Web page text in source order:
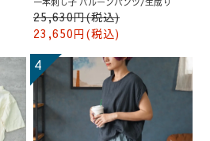
25,630円(税込)
23,650円(税込)